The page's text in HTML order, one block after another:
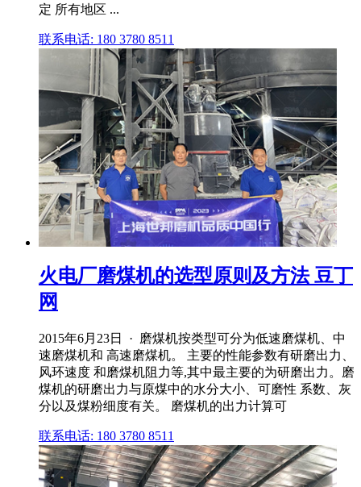
定 所有地区 ...
联系电话: 180 3780 8511
火电厂磨煤机的选型原则及方法 豆丁
网
2015年6月23日 · 磨煤机按类型可分为低速磨煤机、中
速磨煤机和 高速磨煤机。 主要的性能参数有研磨出力、
风环速度 和磨煤机阻力等,其中最主要的为研磨出力。磨
煤机的研磨出力与原煤中的水分大小、可磨性 系数、灰
分以及煤粉细度有关。 磨煤机的出力计算可
联系电话: 180 3780 8511